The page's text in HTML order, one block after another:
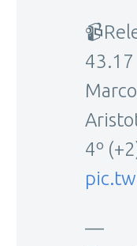
43.17
4º
—